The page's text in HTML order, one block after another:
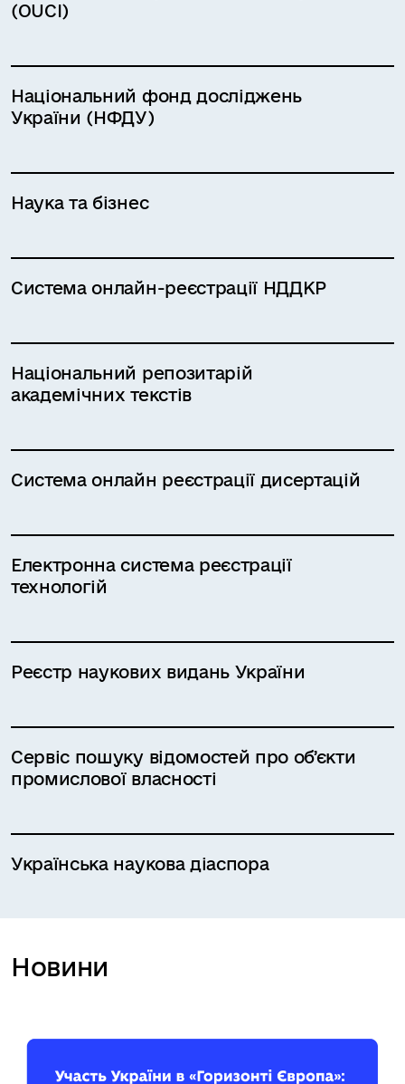
(OUCI)
Національний фонд досліджень
України (НФДУ)
Наука та бізнес
Система онлайн-реєстрації НДДКР
Національний репозитарій
академічних текстів
Система онлайн реєстрації дисертацій
Електронна система реєстрації
технологій
Реєстр наукових видань України
Сервіс пошуку відомостей про обʼєкти
промислової власності
Українська наукова діаспора
Новини